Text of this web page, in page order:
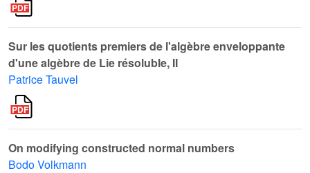
Sur les quotients premiers de l'algèbre enveloppante
d'une algèbre de Lie résoluble, II
Patrice Tauvel
On modifying constructed normal numbers
Bodo Volkmann